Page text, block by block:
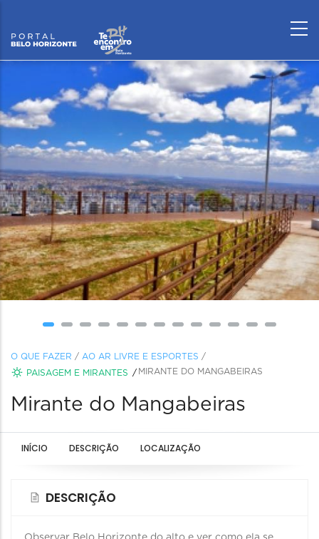
O QUE FAZER / AO AR LIVRE E ESPORTES /
PAISAGEM E MIRANTES
MIRANTE DO MANGABEIRAS
Mirante do Mangabeiras
INÍCIO DESCRIÇÃO LOCALIZAÇÃO
DESCRIÇÃO